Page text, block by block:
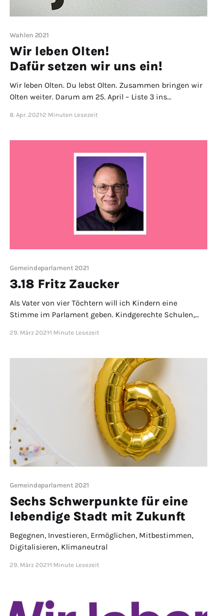
Wahlen 2021
Wir leben Olten!
Dafür setzen wir uns ein!
Wir leben Olten. Du lebst Olten. Zusammen bringen wir
Olten weiter. Darum am 25. April – Liste 3 ins
8. Apr. 2021 2 Minuten Lesezeit
Gemeindeparlament 2021
3.18 Fritz Zaucker
Als Vater von vier Töchtern will ich Kindern eine
Stimme im Parlament geben. Kindgerechte Schulen,
unabdingbar, wenn Olten nicht nur Zentrums-, sondern
29. März 2021 1 Minute Lesezeit
Gemeindeparlament 2021
Sechs Schwerpunkte für eine
lebendige Stadt mit Zukunft
Begegnen, Investieren, Ermöglichen, Mitbestimmen,
Digitalisieren, Klimaneutral
29. März 2021 1 Minute Lesezeit